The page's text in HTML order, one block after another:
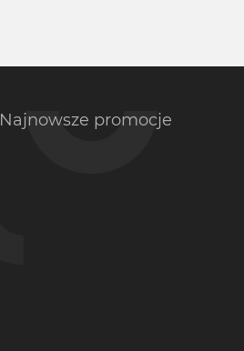
Najnowsze promocje